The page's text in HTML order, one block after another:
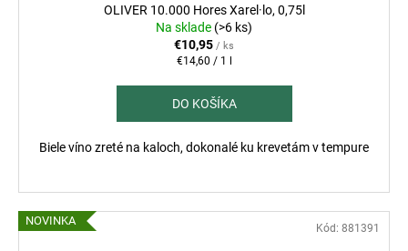
OLIVER 10.000 Hores Xarel·lo, 0,75l
Na sklade (>6 ks)
€10,95 / ks
Jednotková
€14,60 / 1 l
DO KOŠÍKA
Biele víno zreté na kaloch, dokonalé ku krevetám v tempure
NOVINKA
Kód: 881391